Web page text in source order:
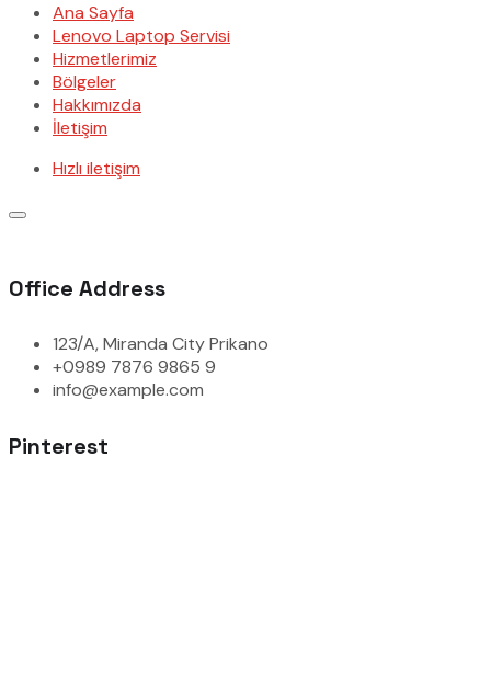
Ana Sayfa
Lenovo Laptop Servisi
Hizmetlerimiz
Bölgeler
Hakkımızda
İletişim
Hızlı iletişim
Office Address
123/A, Miranda City Prikano
+0989 7876 9865 9
info@example.com
Pinterest